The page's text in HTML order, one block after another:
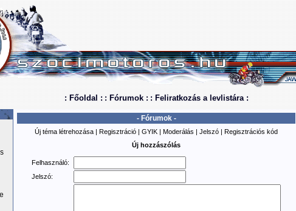
: Főoldal : : Fórumok : : Feliratkozás a levlistára :
- Fórumok -
Új téma létrehozása | Regisztráció | GYIK | Moderálás | Jelszó | Regisztrációs kód
Új hozzászólás
Felhasználó:
Jelszó: